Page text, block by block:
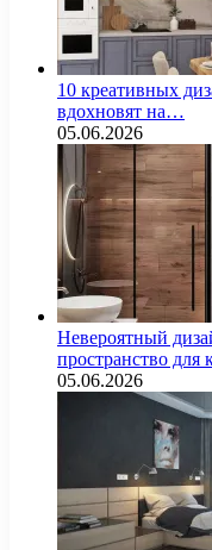
10 креативных
вдохновят на…
05.06.2026
Невероятный
пространство
05.06.2026